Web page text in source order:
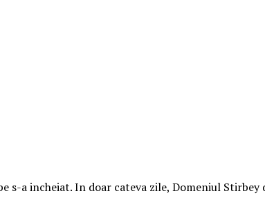
s-a incheiat. In doar cateva zile, Domeniul